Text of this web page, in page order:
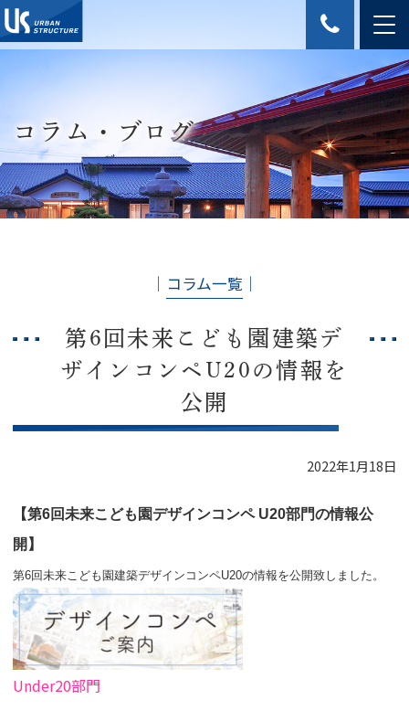
コラム・ブログ
│ コラム一覧 │
第6回未来こども園建築デ
ザインコンペU20の情報を
公開
2022年1月18日
【第6回未来こども園デザインコンペ U20部門の情報公
開】
第6回未来こども園建築デザインコンペU20の情報を公開致しました。
Under20部門